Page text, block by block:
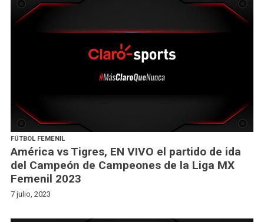
FÚTBOL FEMENIL
América vs Tigres, EN VIVO el partido de ida
del Campeón de Campeones de la Liga MX
Femenil 2023
7 julio, 2023